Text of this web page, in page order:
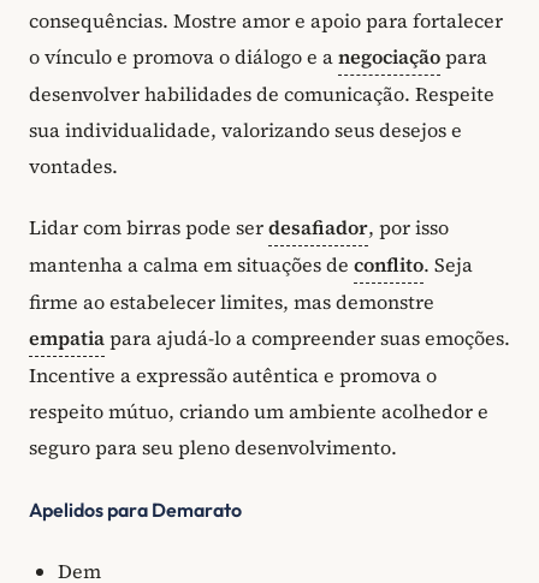
consequências. Mostre amor e apoio para fortalecer
o vínculo e promova o diálogo e anegociaçãopara
desenvolver habilidades de comunicação. Respeite
sua individualidade, valorizando seus desejos e
vontades.
Lidar com birras pode serdesafiador, por isso
mantenha a calma em situações de conflito. Seja
firme ao estabelecer limites, mas demonstre
empatiapara ajudá-lo a compreender suas emoções.
Incentive a expressão autêntica e promova o
respeito mútuo, criando um ambiente acolhedor e
seguro para seu pleno desenvolvimento.
Apelidos para Demarato
Dem